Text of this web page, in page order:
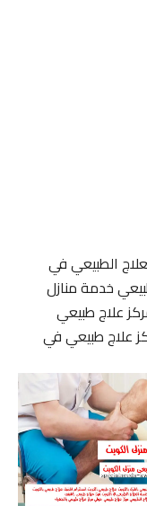
الطبيعي في
خدمة منازل
علاج طبيعي
طبيعي في